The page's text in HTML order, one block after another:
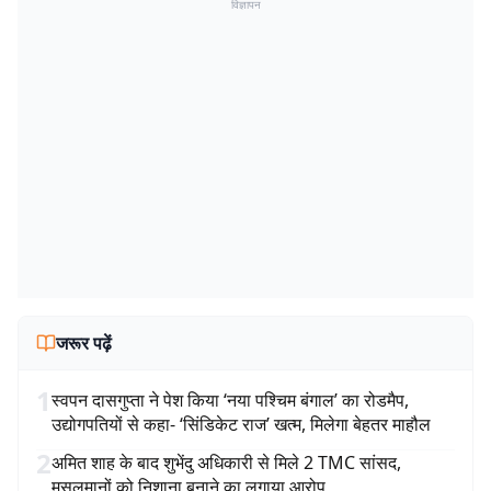
विज्ञापन
जरूर पढ़ें
1स्वपन दासगुप्ता ने पेश किया ‘नया पश्चिम बंगाल’ का रोडमैप,
उद्योगपतियों से कहा- ‘सिंडिकेट राज’ खत्म, मिलेगा बेहतर माहौल
2अमित शाह के बाद शुभेंदु अधिकारी से मिले 2 TMC सांसद,